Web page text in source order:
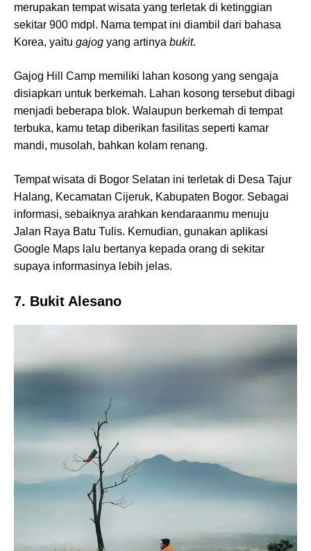
merupakan tempat wisata yang terletak di ketinggian
sekitar 900 mdpl. Nama tempat ini diambil dari bahasa
Korea, yaitu gajog yang artinya bukit.
Gajog Hill Camp memiliki lahan kosong yang sengaja
disiapkan untuk berkemah. Lahan kosong tersebut dibagi
menjadi beberapa blok. Walaupun berkemah di tempat
terbuka, kamu tetap diberikan fasilitas seperti kamar
mandi, musolah, bahkan kolam renang.
Tempat wisata di Bogor Selatan ini terletak di Desa Tajur
Halang, Kecamatan Cijeruk, Kabupaten Bogor. Sebagai
informasi, sebaiknya arahkan kendaraanmu menuju
Jalan Raya Batu Tulis. Kemudian, gunakan aplikasi
Google Maps lalu bertanya kepada orang di sekitar
supaya informasinya lebih jelas.
7. Bukit Alesano